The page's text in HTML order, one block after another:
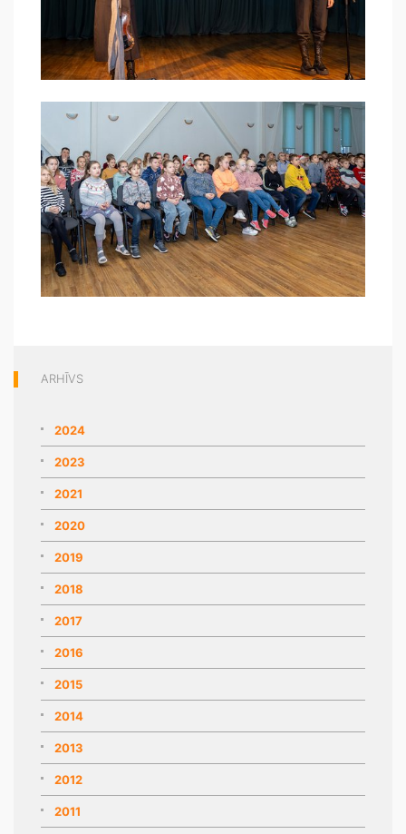
ARHĪVS
2024
2023
2021
2020
2019
2018
2017
2016
2015
2014
2013
2012
2011